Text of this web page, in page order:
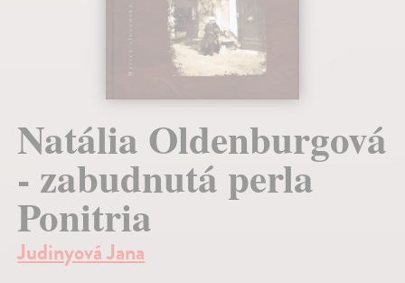
Natália Oldenburgová
- zabudnutá perla
Ponitria
Judinyová Jana